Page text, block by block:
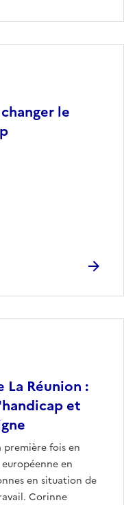
le
La Réunion :
et
première fois en
en
en situation de
Corinne